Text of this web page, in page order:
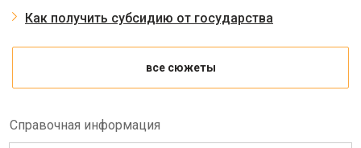
Как получить субсидию от государства
все сюжеты
Справочная информация